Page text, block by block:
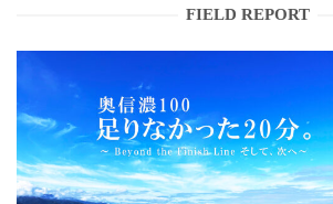
FIELD REPORT